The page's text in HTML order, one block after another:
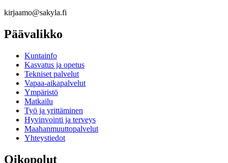
kirjaamo@sakyla.fi
Päävalikko
Kunta­info
Kasvatus ja opetus
Tekniset palvelut
Vapaa-aika­palvelut
Ympä­ristö
Mat­kailu
Työ ja yrittä­minen
Hyvinvointi ja terveys
Maahanmuuttopalvelut
Yhteystiedot
Oikopolut